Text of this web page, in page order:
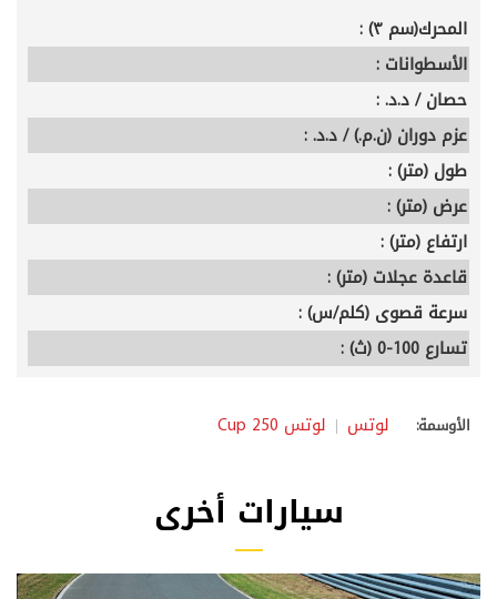
المحرك(سم ٣) :
الأسطوانات :
حصان / د.د. :
عزم دوران (ن.م.) / د.د. :
طول (متر) :
عرض (متر) :
ارتفاع (متر) :
قاعدة عجلات (متر) :
سرعة قصوى (كلم/س) :
تسارع 100-0 (ث) :
الأوسمة: لوتس لوتس Cup 250
سيارات أخرى